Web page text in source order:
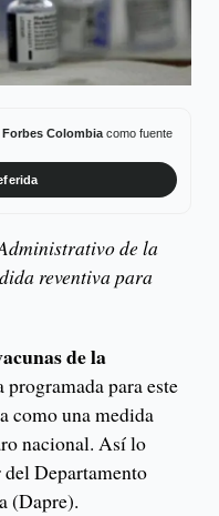
Forbes Colombiacomo fuente
de la
reventiva para
de la
programada para este
como una medida
nacional. Así lo
Departamento
(Dapre).